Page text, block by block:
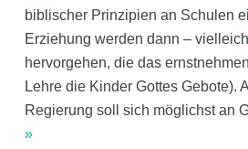
biblischer Prinzipien an Schulen
Erziehung werden dann –
hervorgehen, die das
Lehre die Kinder Gottes Gebote).
Regierung soll sich möglichst an
»